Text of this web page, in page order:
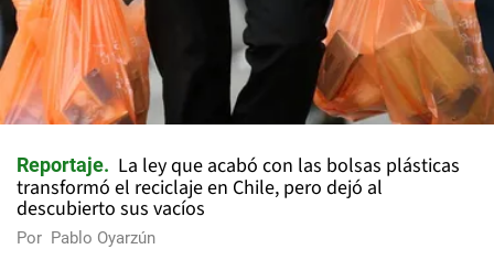
Reportaje
La ley que acabó con las bolsas plásticas
transformó el reciclaje en Chile, pero dejó al
descubierto sus vacíos
Por Pablo Oyarzún